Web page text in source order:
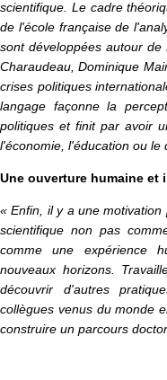
scientifique. Le cadre
de l'école française de
sont développées autour de
Charaudeau, Dominique
crises politiques
langage façonne la
politiques et finit par avoir
l'économie, l'éducation ou le
Une ouverture humaine et
« Enfin, il y a une
scientifique non pas
comme une expérience
nouveaux horizons.
découvrir d'autres
collègues venus du monde
construire un parcours